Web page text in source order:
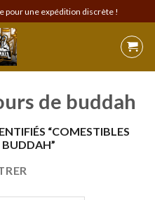
pour une expédition discrète !
de buddah
“COMESTIBLES